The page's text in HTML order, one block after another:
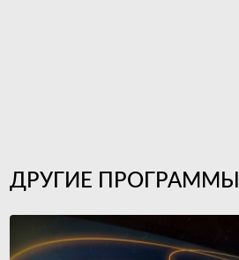
ДРУГИЕ ПРОГРАММЫ